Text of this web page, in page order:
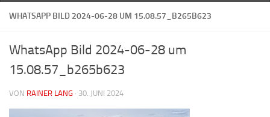
WHATSAPP BILD 2024-06-28 UM 15.08.57_B265B623
WhatsApp Bild 2024-06-28 um
15.08.57_b265b623
VON RAINER LANG · 30. JUNI 2024